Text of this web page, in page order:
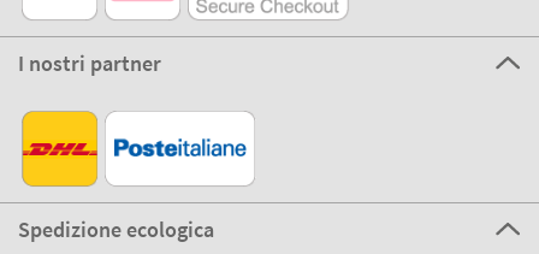
I nostri partner
Spedizione ecologica